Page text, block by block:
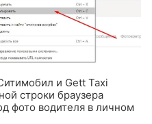
и Gett Taxi
строки браузера
фото водителя в личном